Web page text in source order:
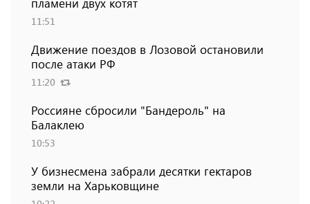
11:51
Движение поездов в Лозовой остановили
после атаки РФ
11:20
Россияне сбросили "Бандероль" на
Балаклею
10:53
У бизнесмена забрали десятки гектаров
земли на Харьковщине